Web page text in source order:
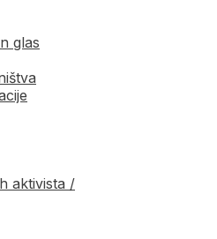
glas
aktivista /